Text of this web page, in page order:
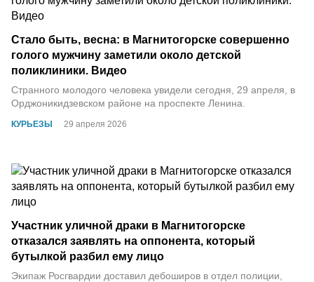
КУРЬЕЗЫ 29 апреля 2026
Стало быть, весна: в Магнитогорске совершенно
голого мужчину заметили около детской
поликлиники. Видео
Cтранного молодого человека увидели сегодня, 29 апреля, в
Орджоникидзевском районе на проспекте Ленина.
Участник уличной драки в Магнитогорске
отказался заявлять на оппонента, который
бутылкой разбил ему лицо
Экипаж Росгвардии доставил дебоширов в отдел полиции,